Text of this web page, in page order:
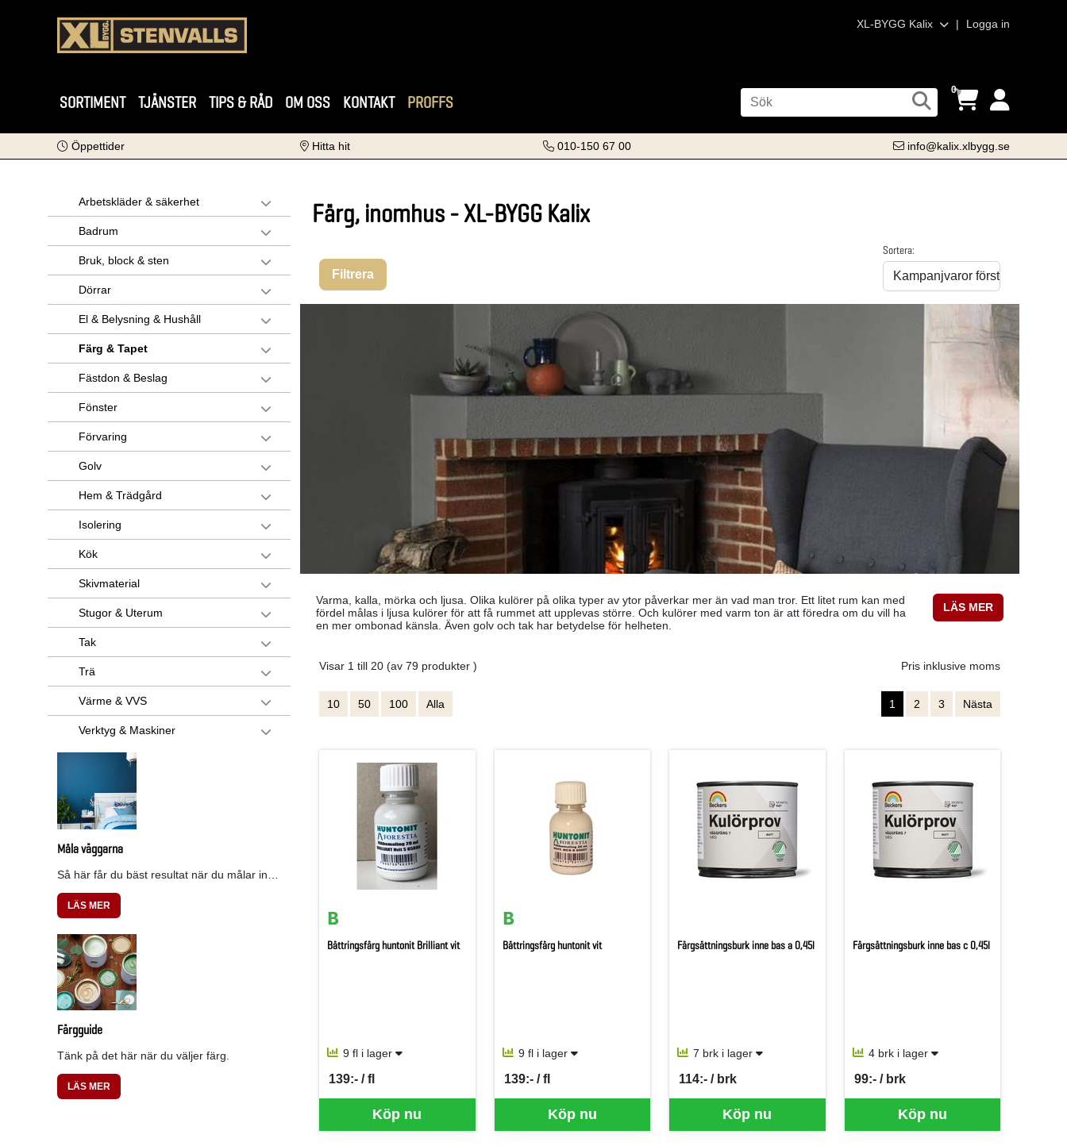
XL-BYGG Kalix | Logga in
SORTIMENT TJÄNSTER TIPS & RÅD OM OSS KONTAKT PROFFS
0
Öppettider Hitta hit 010-150 67 00 info@kalix.xlbygg.se
Arbetskläder & säkerhet
Badrum
Bruk, block & sten
Dörrar
El & Belysning & Hushåll
Färg & Tapet
Fästdon & Beslag
Fönster
Förvaring
Golv
Hem & Trädgård
Isolering
Kök
Skivmaterial
Stugor & Uterum
Tak
Trä
Värme & VVS
Verktyg & Maskiner
Måla väggarna
LÄS MER
Färgguide
Tänk på det här när du väljer färg.
LÄS MER
Färg, inomhus - XL-BYGG Kalix
Filtrera
Sortera:
LÄS MER
Varma, kalla, mörka och ljusa. Olika kulörer på olika typer av ytor påverkar mer än vad man tror. Ett litet rum kan med
fördel målas i ljusa kulörer för att få rummet att upplevas större. Och kulörer med varm ton är att föredra om du vill ha
en mer ombonad känsla. Även golv och tak har betydelse för helheten.
Visar 1 till 20 (av 79 produkter ) Pris inklusive moms
10 50 100 Alla 1 2 3 Nästa
Bättringsfärg huntonit Brilliant vit
9 fl i lager
Köp nu
139:- / fl
SEK per FL
Bättringsfärg huntonit vit
9 fl i lager
Köp nu
139:- / fl
SEK per FL
Färgsättningsburk inne bas a 0,45l
7 brk i lager
Köp nu
114:- / brk
SEK per BRK
Färgsättningsburk inne bas c 0,45l
4 brk i lager
Köp nu
99:- / brk
SEK per BRK